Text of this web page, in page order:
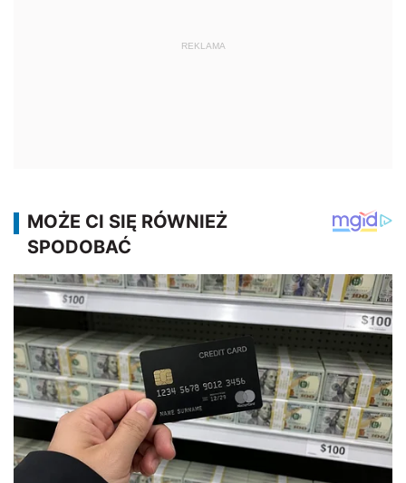
REKLAMA